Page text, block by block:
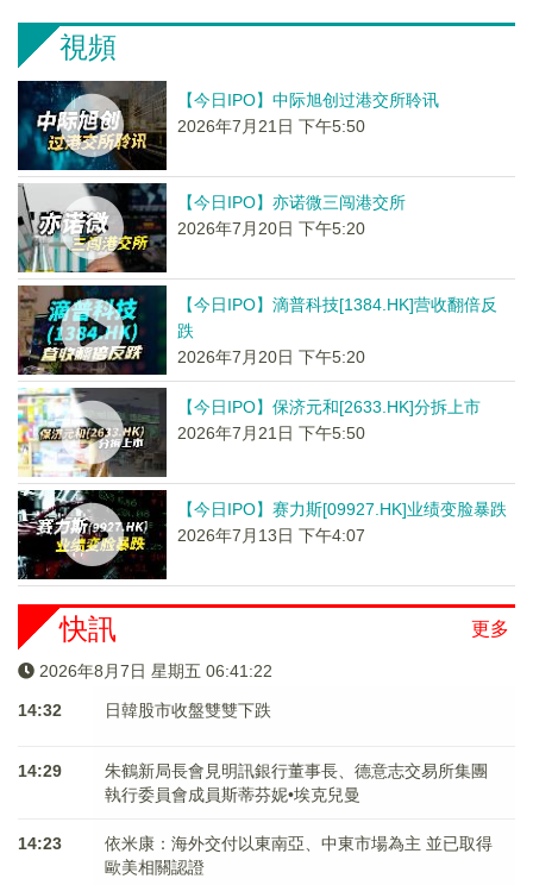
視頻
【今日IPO】中际旭创过港交所聆讯
2026年7月21日 下午5:50
【今日IPO】亦诺微三闯港交所
2026年7月20日 下午5:20
【今日IPO】滴普科技[1384.HK]营收翻倍反
跌
2026年7月20日 下午5:20
【今日IPO】保济元和[2633.HK]分拆上市
2026年7月21日 下午5:50
【今日IPO】赛力斯[09927.HK]业绩变脸暴跌
2026年7月13日 下午4:07
更多
快訊
2026年8月7日 星期五 06:41:23
14:32 日韓股市收盤雙雙下跌
14:29
朱鶴新局長會見明訊銀行董事長、德意志交易所集團
執行委員會成員斯蒂芬妮•埃克兒曼
14:23
依米康：海外交付以東南亞、中東市場為主 並已取得
歐美相關認證